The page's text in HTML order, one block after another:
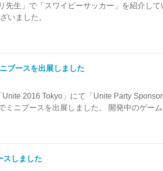
先生」で「スワイピーサッカー」を紹介して
いました。
ブースを出展しました
2016 Tokyo」にて「Unite Party
ミニブースを出展しました。 開発中のゲー
スしました